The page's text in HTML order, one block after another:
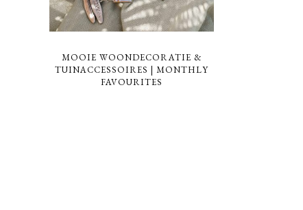
MOOIE WOONDECORATIE &
TUINACCESSOIRES | MONTHLY
FAVOURITES